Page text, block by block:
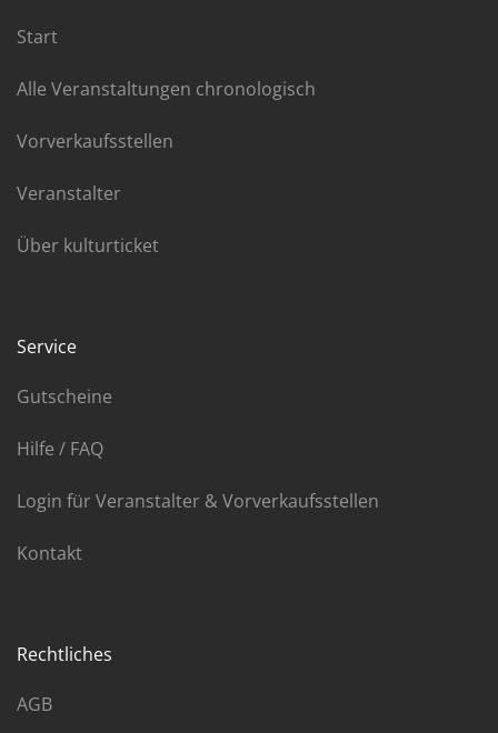
Start
Alle Veranstaltungen chronologisch
Vorverkaufsstellen
Veranstalter
Über kulturticket
Service
Gutscheine
Hilfe / FAQ
Login für Veranstalter & Vorverkaufsstellen
Kontakt
Rechtliches
AGB